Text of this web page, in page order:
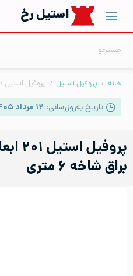
content
استیل رخ
خانه / پروفیل استیل / پروفیل استیل
تاریخ به‌روزرسانی: ۱۲ مرداد ۱۴۰۵ | ۱۶:۳۶
براق شاخه ۶ متری